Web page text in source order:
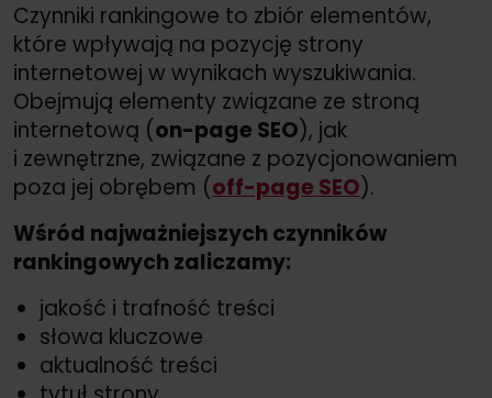
Czynniki rankingowe to zbiór elementów,
które wpływają na pozycję strony
internetowej w wynikach wyszukiwania.
Obejmują elementy związane ze stroną
internetową (on-page SEO), jak
i zewnętrzne, związane z pozycjonowaniem
poza jej obrębem (off-page SEO).
Wśród najważniejszych czynników
rankingowych zaliczamy:
jakość i trafność treści
słowa kluczowe
aktualność treści